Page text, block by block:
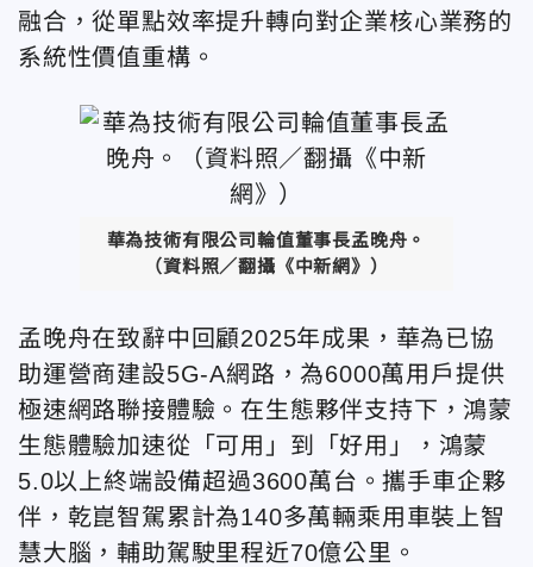
融合，從單點效率提升轉向對企業核心業務的
系統性價值重構。
華為技術有限公司輪值董事長孟晚舟。
（資料照／翻攝《中新網》）
孟晚舟在致辭中回顧2025年成果，華為已協
助運營商建設5G-A網路，為6000萬用戶提供
極速網路聯接體驗。在生態夥伴支持下，鴻蒙
生態體驗加速從「可用」到「好用」，鴻蒙
5.0以上終端設備超過3600萬台。攜手車企夥
伴，乾崑智駕累計為140多萬輛乘用車裝上智
慧大腦，輔助駕駛里程近70億公里。